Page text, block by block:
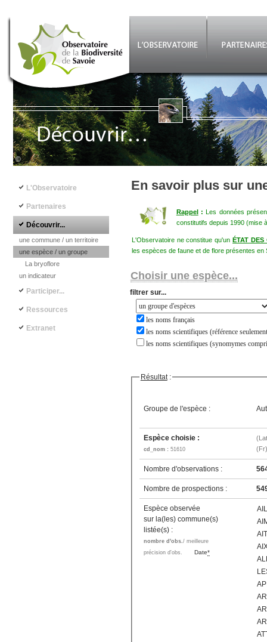
Aller au contenu principal
©
En savoir plus sur
Rappel:Les données
constitutifs depuis 1990 (mise
L'Observatoire ne constitue qu'unÉTAT DES
les espèces de faune et de flore présentes en
Choisir une espèce...
filtrer sur...
les noms français
les noms scientifiques (référence
les noms scientifiques (synomymes
Résultat:
Groupe de l'espèce :
Espèce choisie :
cd_nom : 51610
Nombre d'observations :
Nombre de prospections :
Espèce observée
sur la(les) commune(s)
listée(s) :
nombre d'obs./ meilleure
précision d'obs.
Date*
Navigation principale
L'Observatoire
Partenaires
Découvrir...
une commune / un territoire
une espèce / un groupe
La bryoflore
un indicateur
Participer...
Ressources
Extranet